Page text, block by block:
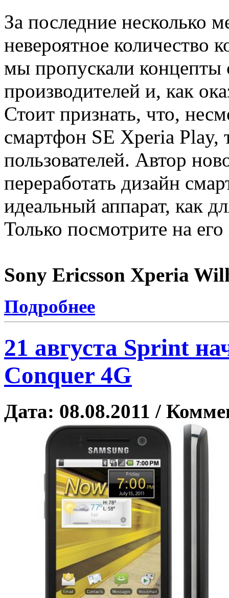
За последние несколько
невероятное количество
мы пропускали концепты
производителей и, как
Стоит признать, что,
смартфон SE Xperia Play,
пользователей. Автор
переработать дизайн
идеальный аппарат, как
Только посмотрите на
Sony Ericsson Xperia
Подробнее
21 августа Sprint
Conquer 4G
Дата: 08.08.2011 /